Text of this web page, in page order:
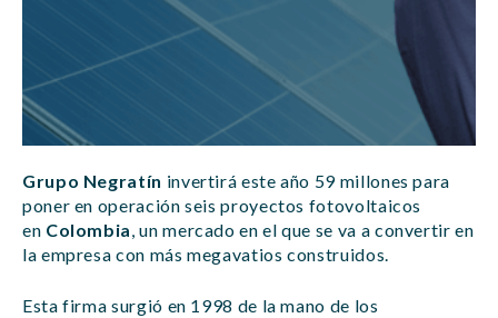
Grupo Negratín invertirá este año 59 millones para
poner en operación seis proyectos fotovoltaicos
en Colombia, un mercado en el que se va a convertir en
la empresa con más megavatios construidos.
Esta firma surgió en 1998 de la mano de los